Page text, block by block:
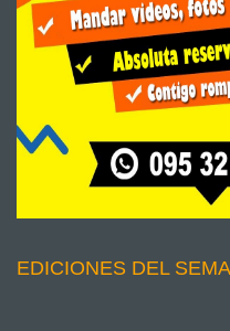
EDICIONES DEL